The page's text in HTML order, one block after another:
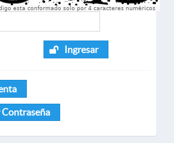
esta conformado solo por 4 caracteres numèricos
Ingresar
Contraseña